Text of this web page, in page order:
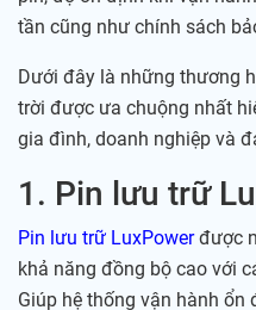
tần cũng như chính sách
Dưới đây là những thương
trời được ưa chuộng nhất
gia đình, doanh nghiệp và
1. Pin lưu trữ
Pin lưu trữ LuxPowerđược
khả năng đồng bộ cao với
Giúp hệ thống vận hành